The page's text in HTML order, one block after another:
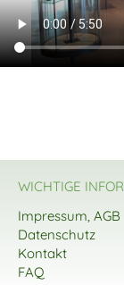
WICHTIGE
Impressum, AGB
Datenschutz
Kontakt
FAQ